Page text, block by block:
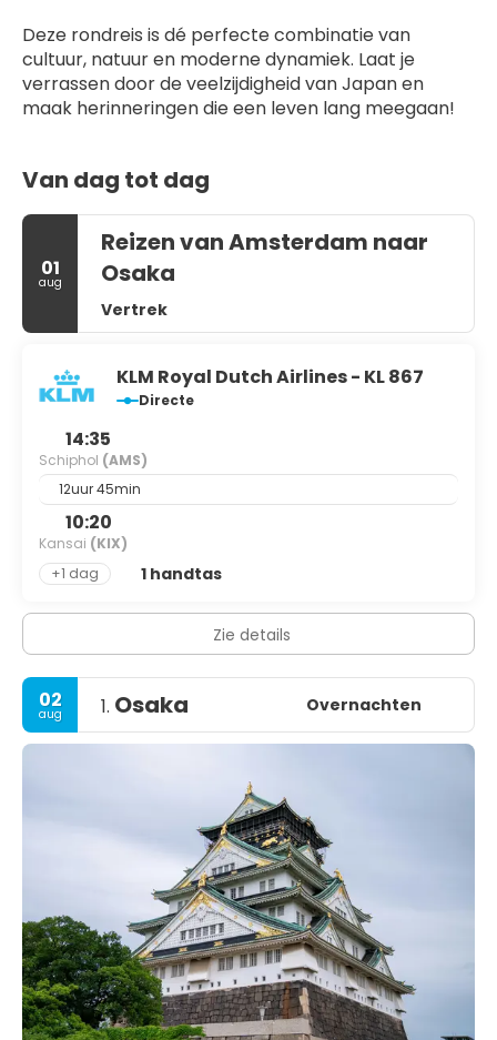
Deze rondreis is dé perfecte combinatie van
cultuur, natuur en moderne dynamiek. Laat je
verrassen door de veelzijdigheid van Japan en
maak herinneringen die een leven lang meegaan!
Van dag tot dag
01
aug
Reizen van Amsterdam naar
Osaka
Vertrek
KLM Royal Dutch Airlines - KL 867
Directe
14:35
Schiphol (AMS)
12uur 45min
10:20
Kansai (KIX)
+1 dag
1 handtas
Zie details
02
aug 1. Osaka Overnachten